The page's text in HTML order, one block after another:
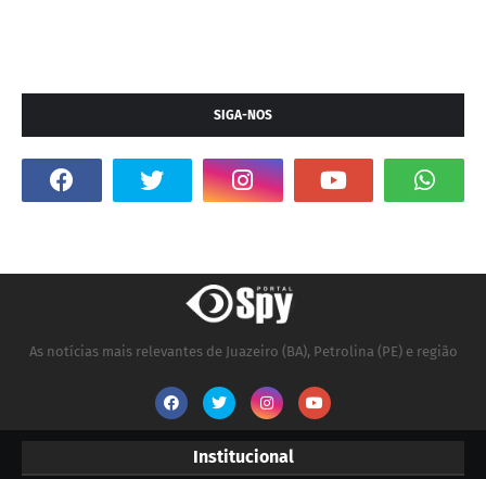
SIGA-NOS
As notícias mais relevantes de Juazeiro (BA), Petrolina (PE) e região
Institucional